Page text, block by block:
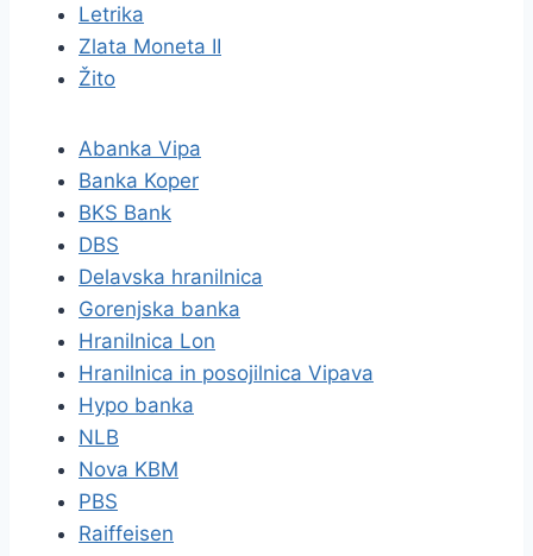
Letrika
Zlata Moneta II
Žito
Abanka Vipa
Banka Koper
BKS Bank
DBS
Delavska hranilnica
Gorenjska banka
Hranilnica Lon
Hranilnica in posojilnica Vipava
Hypo banka
NLB
Nova KBM
PBS
Raiffeisen